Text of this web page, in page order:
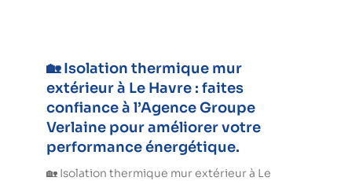
🏡 Isolation thermique mur
extérieur à Le Havre : faites
confiance à l’Agence Groupe
Verlaine pour améliorer votre
performance énergétique.
🏡 Isolation thermique mur extérieur à Le